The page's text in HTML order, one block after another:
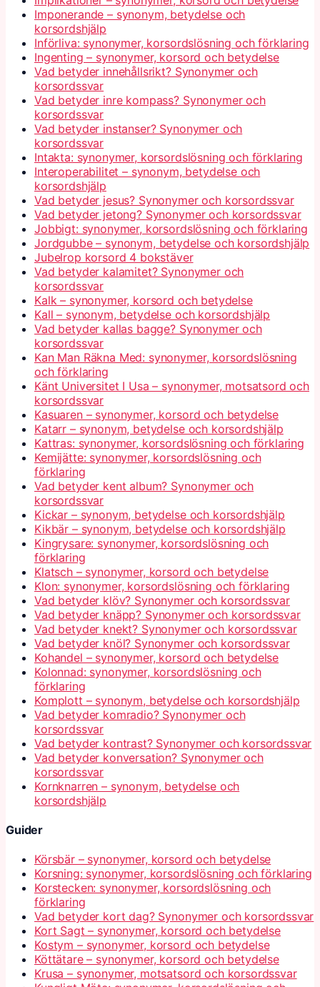
Imponerande – synonym, betydelse och
korsordshjälp
Införliva: synonymer, korsordslösning och förklaring
Ingenting – synonymer, korsord och betydelse
Vad betyder innehållsrikt? Synonymer och
korsordssvar
Vad betyder inre kompass? Synonymer och
korsordssvar
Vad betyder instanser? Synonymer och
korsordssvar
Intakta: synonymer, korsordslösning och förklaring
Interoperabilitet – synonym, betydelse och
korsordshjälp
Vad betyder jesus? Synonymer och korsordssvar
Vad betyder jetong? Synonymer och korsordssvar
Jobbigt: synonymer, korsordslösning och förklaring
Jordgubbe – synonym, betydelse och korsordshjälp
Jubelrop korsord 4 bokstäver
Vad betyder kalamitet? Synonymer och
korsordssvar
Kalk – synonymer, korsord och betydelse
Kall – synonym, betydelse och korsordshjälp
Vad betyder kallas bagge? Synonymer och
korsordssvar
Kan Man Räkna Med: synonymer, korsordslösning
och förklaring
Känt Universitet I Usa – synonymer, motsatsord och
korsordssvar
Kasuaren – synonymer, korsord och betydelse
Katarr – synonym, betydelse och korsordshjälp
Kattras: synonymer, korsordslösning och förklaring
Kemijätte: synonymer, korsordslösning och
förklaring
Vad betyder kent album? Synonymer och
korsordssvar
Kickar – synonym, betydelse och korsordshjälp
Kikbär – synonym, betydelse och korsordshjälp
Kingrysare: synonymer, korsordslösning och
förklaring
Klatsch – synonymer, korsord och betydelse
Klon: synonymer, korsordslösning och förklaring
Vad betyder klöv? Synonymer och korsordssvar
Vad betyder knäpp? Synonymer och korsordssvar
Vad betyder knekt? Synonymer och korsordssvar
Vad betyder knöl? Synonymer och korsordssvar
Kohandel – synonymer, korsord och betydelse
Kolonnad: synonymer, korsordslösning och
förklaring
Komplott – synonym, betydelse och korsordshjälp
Vad betyder komradio? Synonymer och
korsordssvar
Vad betyder kontrast? Synonymer och korsordssvar
Vad betyder konversation? Synonymer och
korsordssvar
Kornknarren – synonym, betydelse och
korsordshjälp
Guider
Körsbär – synonymer, korsord och betydelse
Korsning: synonymer, korsordslösning och förklaring
Korstecken: synonymer, korsordslösning och
förklaring
Vad betyder kort dag? Synonymer och korsordssvar
Kort Sagt – synonymer, korsord och betydelse
Kostym – synonymer, korsord och betydelse
Köttätare – synonymer, korsord och betydelse
Krusa – synonymer, motsatsord och korsordssvar